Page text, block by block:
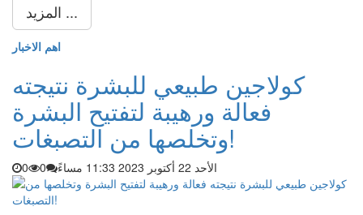
المزيد ...
اهم الاخبار
كولاجين طبيعي للبشرة نتيجته
فعالة ورهيبة لتفتيح البشرة
وتخلصها من التصبغات!
الأحد 22 أكتوبر 2023 11:33 مساءً 0
0